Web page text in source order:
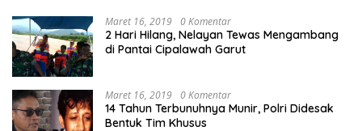
Maret 16, 2019 0 Komentar
2 Hari Hilang, Nelayan Tewas Mengambang
di Pantai Cipalawah Garut
Maret 16, 2019 0 Komentar
14 Tahun Terbunuhnya Munir, Polri Didesak
Bentuk Tim Khusus